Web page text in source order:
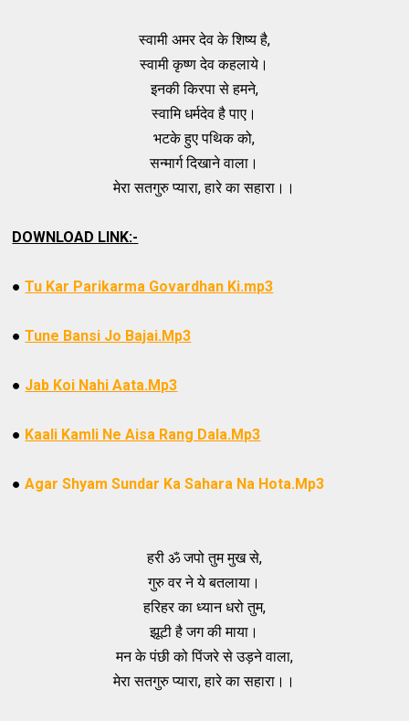
स्वामी अमर देव के शिष्य है,
स्वामी कृष्ण देव कहलाये।
इनकी किरपा से हमने,
स्वामि धर्मदेव है पाए।
भटके हुए पथिक को,
सन्मार्ग दिखाने वाला।
मेरा सतगुरु प्यारा, हारे का सहारा।।
DOWNLOAD LINK:-
●Tu Kar Parikarma Govardhan Ki.mp3
●Tune Bansi Jo Bajai.Mp3
● Jab Koi Nahi Aata.Mp3
● Kaali Kamli Ne Aisa Rang Dala.Mp3
●Agar Shyam Sundar Ka Sahara Na Hota.Mp3
हरी ॐ जपो तुम मुख से,
गुरु वर ने ये बतलाया।
हरिहर का ध्यान धरो तुम,
झूटी है जग की माया।
मन के पंछी को पिंजरे से उड़ने वाला,
मेरा सतगुरु प्यारा, हारे का सहारा।।